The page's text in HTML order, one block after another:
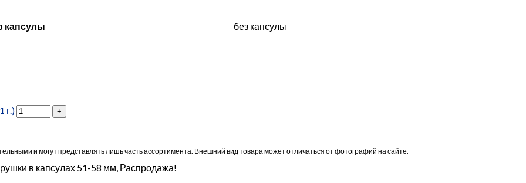
капсулы без капсулы
г.)
и могут представлять лишь часть ассортимента. Внешний вид товара может отличаться от фотографий на сайте.
в капсулах 51-58 мм, Распродажа!